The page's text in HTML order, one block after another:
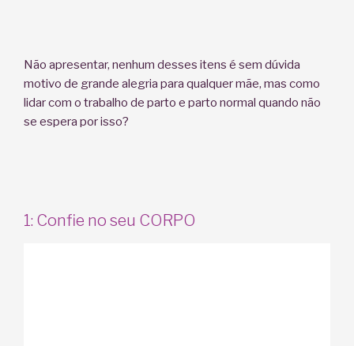
Não apresentar, nenhum desses itens é sem dúvida
motivo de grande alegria para qualquer mãe, mas como
lidar com o trabalho de parto e parto normal quando não
se espera por isso?
1: Confie no seu CORPO